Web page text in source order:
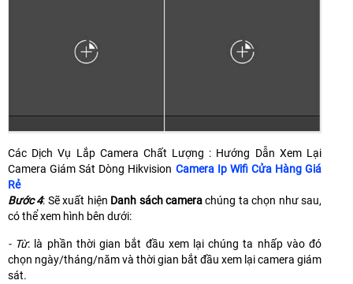
Các Dịch Vụ Lắp Camera Chất Lượng : Hướng Dẫn Xem Lại
Camera Giám Sát Dòng Hikvision Camera Ip Wifi Cửa Hàng Giá
Rẻ
Bước 4: Sẽ xuất hiện Danh sách camerachúng ta chọn như sau,
có thể xem hình bên dưới:
- Từ: là phần thời gian bắt đầu xem lại chúng ta nhấp vào đó
chọn ngày/tháng/năm và thời gian bắt đầu xem lại camera giám
sát.